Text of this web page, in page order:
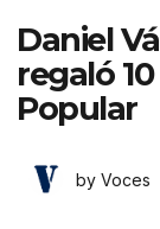
Daniel
regaló
Popular
by Voces